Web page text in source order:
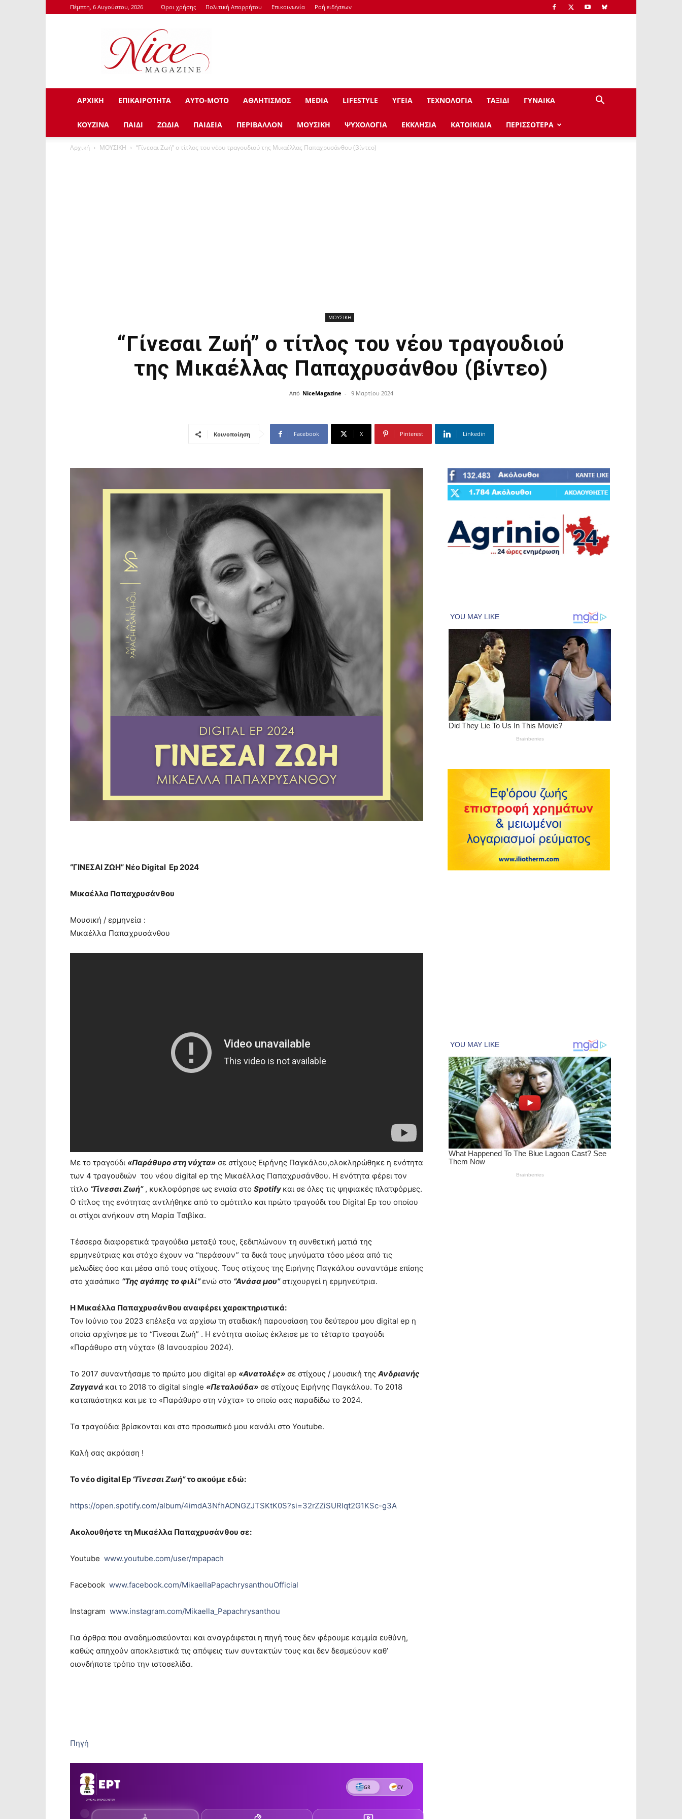
Πέμπτη, 6 Αυγούστου, 2026 Όροι χρήσης Πολιτική Απορρήτου Επικοινωνία Ροή ειδήσεων
NiceMagazine.Gr
ΑΡΧΙΚΗ ΕΠΙΚΑΙΡΟΤΗΤΑ ΑΥΤΟ-ΜΟΤΟ ΑΘΛΗΤΙΣΜΟΣ ΜEDIA LIFESTYLE ΥΓΕΙΑ ΤΕΧΝΟΛΟΓΙΑ ΤΑΞΙΔΙ ΓΥΝΑΙΚΑ
ΚΟΥΖΙΝΑ ΠΑΙΔΙ ΖΩΔΙΑ ΠΑΙΔΕΙΑ ΠΕΡΙΒΑΛΛΟΝ ΜΟΥΣΙΚΗ ΨΥΧΟΛΟΓΙΑ ΕΚΚΛΗΣΙΑ ΚΑΤΟΙΚΙΔΙΑ ΠΕΡΙΣΣΟΤΕΡΑ
Αρχική ΜΟΥΣΙΚΗ “Γίνεσαι Ζωή” ο τίτλος του νέου τραγουδιού της Μικαέλλας Παπαχρυσάνθου (βίντεο)
ΜΟΥΣΙΚΗ
“Γίνεσαι Ζωή” ο τίτλος του νέου τραγουδιού
της Μικαέλλας Παπαχρυσάνθου (βίντεο)
Από NiceMagazine - 9 Μαρτίου 2024
Κοινοποίηση Facebook X Pinterest Linkedin
“ΓΙΝΕΣΑΙ ΖΩΗ” Νέο Digital Ep 2024
Μικαέλλα Παπαχρυσάνθου
Μουσική / ερμηνεία :
Μικαέλλα Παπαχρυσάνθου
Με το τραγούδι «Παράθυρο στη νύχτα» σε στίχους Ειρήνης Παγκάλου,ολοκληρώθηκε η ενότητα
των 4 τραγουδιών του νέου digital ep της Μικαέλλας Παπαχρυσάνθου. Η ενότητα φέρει τον
τίτλο “Γίνεσαι Ζωή”, κυκλοφόρησε ως ενιαία στο Spotify και σε όλες τις ψηφιακές πλατφόρμες.
Ο τίτλος της ενότητας αντλήθηκε από το ομότιτλο και πρώτο τραγούδι του Digital Ep του οποίου
οι στίχοι ανήκουν στη Μαρία Τσιβίκα.
Τέσσερα διαφορετικά τραγούδια μεταξύ τους, ξεδιπλώνουν τη συνθετική ματιά της
ερμηνεύτριας και στόχο έχουν να “περάσουν” τα δικά τους μηνύματα τόσο μέσα από τις
μελωδίες όσο και μέσα από τους στίχους. Τους στίχους της Ειρήνης Παγκάλου συναντάμε επίσης
στο χασάπικο “Της αγάπης το φιλί”ενώ στο “Ανάσα μου”στιχουργεί η ερμηνεύτρια.
Η Μικαέλλα Παπαχρυσάνθου αναφέρει χαρακτηριστικά:
Τον Ιούνιο του 2023 επέλεξα να αρχίσω τη σταδιακή παρουσίαση του δεύτερου μου digital ep η
οποία αρχίνησε με το “Γίνεσαι Ζωή” . Η ενότητα αισίως έκλεισε με το τέταρτο τραγούδι
«Παράθυρο στη νύχτα» (8 Ιανουαρίου 2024).
Το 2017 συναντήσαμε το πρώτο μου digital ep «Ανατολές» σε στίχους / μουσική της Ανδριανής
Ζαγγανά και το 2018 το digital single «Πεταλούδα» σε στίχους Ειρήνης Παγκάλου. Το 2018
καταπιάστηκα και με το «Παράθυρο στη νύχτα» το οποίο σας παραδίδω το 2024.
Τα τραγούδια βρίσκονται και στο προσωπικό μου κανάλι στο Youtube.
Καλή σας ακρόαση !
Το νέο digital Ep “Γίνεσαι Ζωή”το ακούμε εδώ:
https://open.spotify.com/album/4imdA3NfhAONGZJTSKtK0S?si=32rZZiSURIqt2G1KSc-g3A
Aκολουθήστε τη Μικαέλλα Παπαχρυσάνθου σε:
Youtube www.youtube.com/user/mpapach
Facebook www.facebook.com/MikaellaPapachrysanthouOfficial
Instagram www.instagram.com/Mikaella_Papachrysanthou
Για άρθρα που αναδημοσιεύονται και αναγράφεται η πηγή τους δεν φέρουμε καμμία ευθύνη,
καθώς απηχούν αποκλειστικά τις απόψεις των συντακτών τους και δεν δεσμεύουν καθ’
οιονδήποτε τρόπο την ιστοσελίδα.
Πηγή